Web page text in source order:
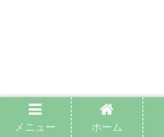
メニュー ホーム